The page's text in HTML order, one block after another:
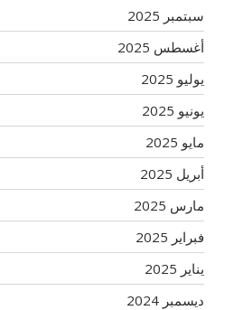
سبتمبر 2025
أغسطس 2025
يوليو 2025
يونيو 2025
مايو 2025
أبريل 2025
مارس 2025
فبراير 2025
يناير 2025
ديسمبر 2024